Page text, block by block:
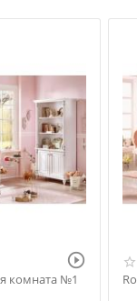

комната №1